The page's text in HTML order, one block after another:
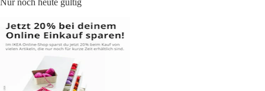
Nur noch heute gültig